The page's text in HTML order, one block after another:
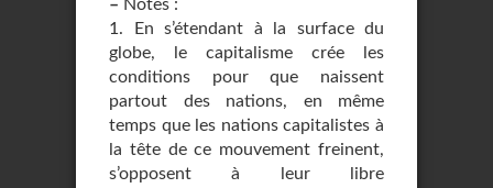
– Notes :
1. En s’étendant à la surface du
globe, le capitalisme crée les
conditions pour que nais­sent
partout des nations, en même
temps que les nations capitalistes à
la tête de ce mouvement freinent,
s’opposent à leur libre